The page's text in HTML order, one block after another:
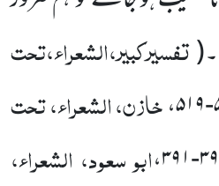
(تفسیرکبیر،الشعراء،تحت
،خازن، الشعراء، تحت
،ابو سعود، الشعراء،